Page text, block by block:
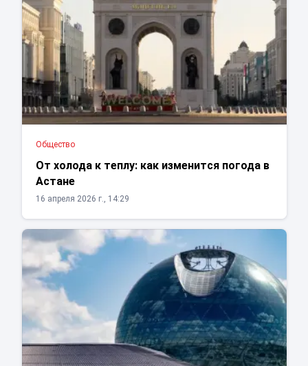
Общество
От холода к теплу: как изменится погода в
Астане
16 апреля 2026 г., 14:29